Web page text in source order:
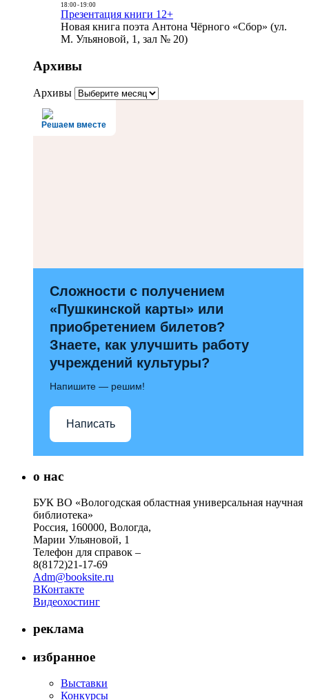
18:00- 19:00
Презентация книги 12+
Новая книга поэта Антона Чёрного «Сбор» (ул.
М. Ульяновой, 1, зал № 20)
Архивы
Архивы
Решаем вместе
Сложности с получением
«Пушкинской карты» или
приобретением билетов?
Знаете, как улучшить работу
учреждений культуры?
Напишите — решим!
Написать
о нас
БУК ВО «Вологодская областная универсальная научная
библиотека»
Россия, 160000, Вологда,
Марии Ульяновой, 1
Телефон для справок –
8(8172)21-17-69
Adm@booksite.ru
ВКонтакте
Видеохостинг
реклама
избранное
Выставки
Конкурсы